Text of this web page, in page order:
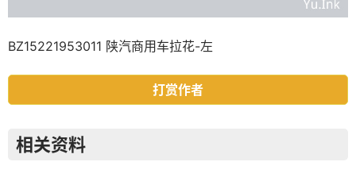
BZ15221953011 陕汽商用车拉花-左
打赏作者
相关资料